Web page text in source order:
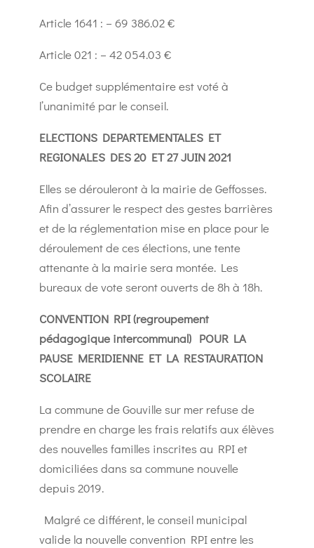
Article 1641 : – 69 386.02 €
Article 021 : – 42 054.03 €
Ce budget supplémentaire est voté à
l’unanimité par le conseil.
ELECTIONS DEPARTEMENTALES ET
REGIONALES DES 20 ET 27 JUIN 2021
Elles se dérouleront à la mairie de Geffosses.
Afin d’assurer le respect des gestes barrières
et de la réglementation mise en place pour le
déroulement de ces élections, une tente
attenante à la mairie sera montée. Les
bureaux de vote seront ouverts de 8h à 18h.
CONVENTION RPI (regroupement
pédagogique intercommunal) POUR LA
PAUSE MERIDIENNE ET LA RESTAURATION
SCOLAIRE
La commune de Gouville sur mer refuse de
prendre en charge les frais relatifs aux élèves
des nouvelles familles inscrites au RPI et
domiciliées dans sa commune nouvelle
depuis 2019.
Malgré ce différent, le conseil municipal
valide la nouvelle convention RPI entre les